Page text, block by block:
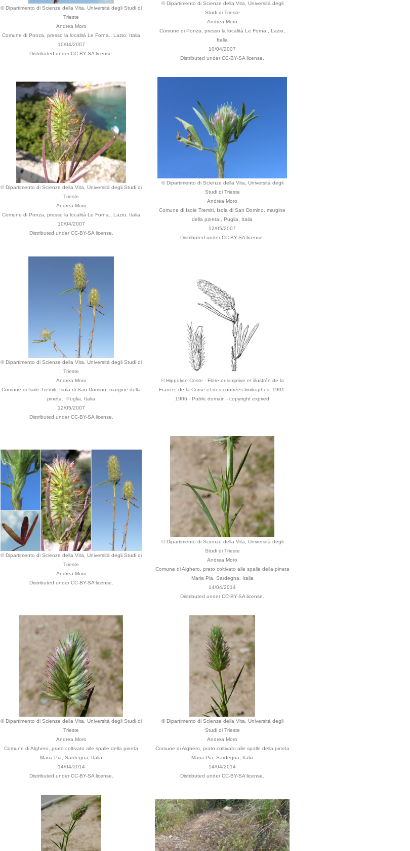
© Dipartimento di Scienze della Vita, Università degli Studi di
Trieste
Andrea Moro
Comune di Ponza, presso la località Le Forna., Lazio, Italia
10/04/2007
Distributed under CC-BY-SA license.
© Dipartimento di Scienze della Vita, Università degli
Studi di Trieste
Andrea Moro
Comune di Ponza, presso la località Le Forna., Lazio,
Italia
10/04/2007
Distributed under CC-BY-SA license.
© Dipartimento di Scienze della Vita, Università degli Studi di
Trieste
Andrea Moro
Comune di Ponza, presso la località Le Forna., Lazio, Italia
10/04/2007
Distributed under CC-BY-SA license.
© Dipartimento di Scienze della Vita, Università degli
Studi di Trieste
Andrea Moro
Comune di Isole Tremiti, Isola di San Domino, margine
della pineta., Puglia, Italia
12/05/2007
Distributed under CC-BY-SA license.
© Dipartimento di Scienze della Vita, Università degli Studi di
Trieste
Andrea Moro
Comune di Isole Tremiti, Isola di San Domino, margine della
pineta., Puglia, Italia
12/05/2007
Distributed under CC-BY-SA license.
© Hippolyte Coste - Flore descriptive et illustrée de la
France, de la Corse et des contrées limitrophes, 1901-
1906 - Public domain - copyright expired
© Dipartimento di Scienze della Vita, Università degli Studi di
Trieste
Andrea Moro
Distributed under CC-BY-SA license.
© Dipartimento di Scienze della Vita, Università degli
Studi di Trieste
Andrea Moro
Comune di Alghero, prato coltivato alle spalle della pineta
Maria Pia, Sardegna, Italia
14/04/2014
Distributed under CC-BY-SA license.
© Dipartimento di Scienze della Vita, Università degli Studi di
Trieste
Andrea Moro
Comune di Alghero, prato coltivato alle spalle della pineta
Maria Pia, Sardegna, Italia
14/04/2014
Distributed under CC-BY-SA license.
© Dipartimento di Scienze della Vita, Università degli
Studi di Trieste
Andrea Moro
Comune di Alghero, prato coltivato alle spalle della pineta
Maria Pia, Sardegna, Italia
14/04/2014
Distributed under CC-BY-SA license.